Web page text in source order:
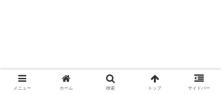
メニュー ホーム 検索 トップ サイドバー